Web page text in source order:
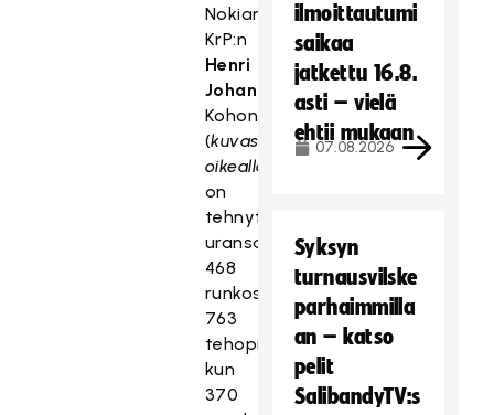
Nokian
KrP:n
Henri
Johanssoniin.
Kohonen
(kuvassa
oikealla
on
tehnyt
uransa
468
runkosarjaottelussa
763
tehopistettä
kun
370
ilmoittautumi
saikaa
jatkettu 16.8.
asti – vielä
ehtii mukaan
07.08.2026
Syksyn
turnausvilske
parhaimmilla
an – katso
pelit
SalibandyTV:s